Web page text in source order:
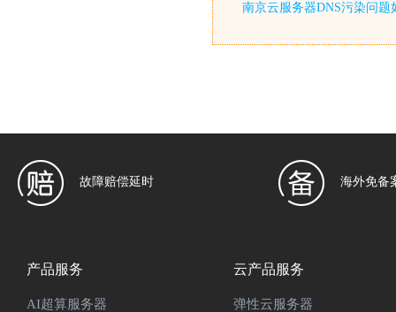
南京云服务器DNS污染问题
故障赔偿延时 海外免备
产品服务
AI超算服务器
云产品服务
弹性云服务器